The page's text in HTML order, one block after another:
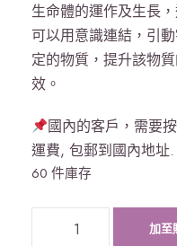
生命體的運作及生長
可以用意識連結，引
定的物質，提升該物
效。
國內的客戶，需要
運費, 包郵到國內地址.
60 件庫存
加至